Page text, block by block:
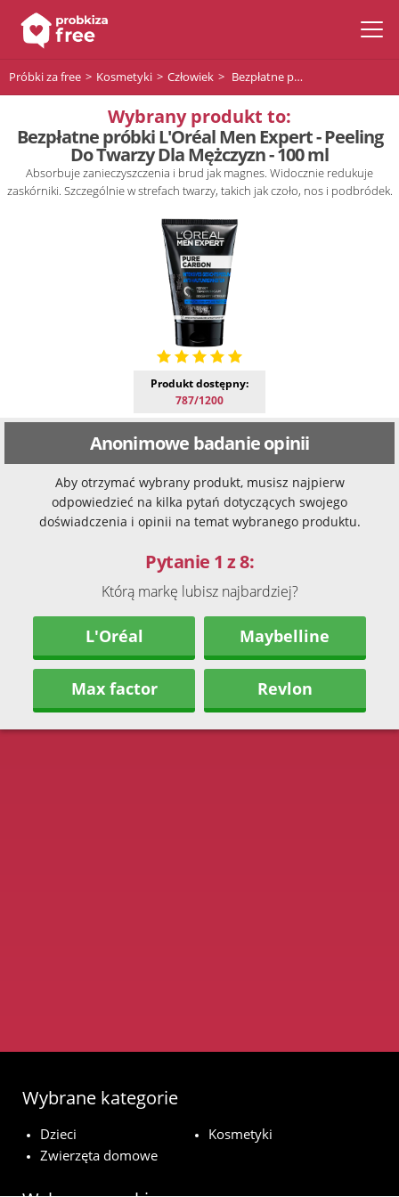
Próbki za free Kosmetyki Człowiek Bezpłatne próbki L'Oréal Men Expert - Peeling Do Twarzy Dla Mężczyzn - 100 ml
Wybrany produkt to:
Bezpłatne próbki L'Oréal Men Expert - Peeling
Do Twarzy Dla Mężczyzn - 100 ml
Absorbuje zanieczyszczenia i brud jak magnes. Widocznie redukuje
zaskórniki. Szczególnie w strefach twarzy, takich jak czoło, nos i podbródek.
Produkt dostępny:
787/1200
Anonimowe badanie opinii
Aby otrzymać wybrany produkt, musisz najpierw
odpowiedzieć na kilka pytań dotyczących swojego
doświadczenia i opinii na temat wybranego produktu.
Pytanie 1 z 8:
Którą markę lubisz najbardziej?
L'Oréal Maybelline
Max factor Revlon
Wybrane kategorie
Dzieci
Kosmetyki
Zwierzęta domowe